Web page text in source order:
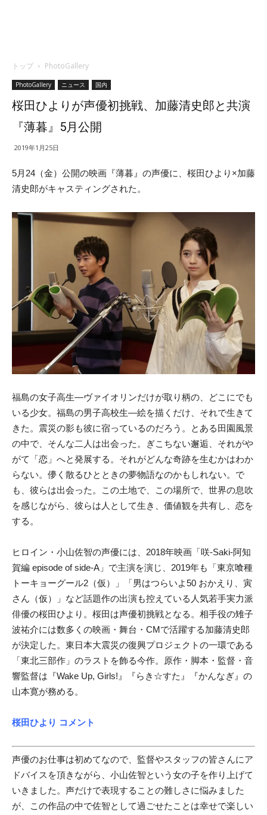
トップ PhotoGallery
PhotoGallery ニュース 国内
桜田ひよりが声優初挑戦、加藤清史郎と共演
『薄暮』5月公開
2019年1月25日
5月24（金）公開の映画『薄暮』の声優に、桜田ひより×加藤
清史郎がキャスティングされた。
福島の女子高生―ヴァイオリンだけが取り柄の、どこにでも
いる少女。福島の男子高校生―絵を描くだけ、それで生きて
きた。震災の影も彼に宿っているのだろう。とある田園風景
の中で、そんな二人は出会った。ぎこちない邂逅、それがや
がて「恋」へと発展する。それがどんな奇跡を生むかはわか
らない。儚く散るひとときの夢物語なのかもしれない。で
も、彼らは出会った。この土地で、この場所で、世界の息吹
を感じながら、彼らは人として生き、価値観を共有し、恋を
する。
ヒロイン・小山佐智の声優には、2018年映画「咲-Saki-阿知
賀編 episode of side-A」で主演を演じ、2019年も「東京喰種
トーキョーグール2（仮）」「男はつらいよ50 おかえり、寅
さん（仮）」など話題作の出演も控えている人気若手実力派
俳優の桜田ひより。桜田は声優初挑戦となる。相手役の雉子
波祐介には数多くの映画・舞台・CMで活躍する加藤清史郎
が決定した。東日本大震災の復興プロジェクトの一環である
「東北三部作」のラストを飾る今作。原作・脚本・監督・音
響監督は『Wake Up, Girls!』『らき☆すた』『かんなぎ』の
山本寛が務める。
桜田ひより コメント
声優のお仕事は初めてなので、監督やスタッフの皆さんにア
ドバイスを頂きながら、小山佐智という女の子を作り上げて
いきました。声だけで表現することの難しさに悩みました
が、この作品の中で佐智として過ごせたことは幸せで楽しい